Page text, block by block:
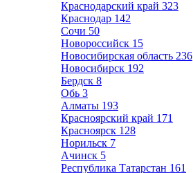
Краснодарский край 323
Краснодар 142
Сочи 50
Новороссийск 15
Новосибирская область 236
Новосибирск 192
Бердск 8
Обь 3
Алматы 193
Красноярский край 171
Красноярск 128
Норильск 7
Ачинск 5
Республика Татарстан 161